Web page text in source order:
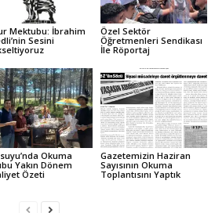
Mektubu: İbrahim
Sesini
Özel Sektör
Öğretmenleri Sendikası
İle Röportaj
Okuma
Yakın Dönem
Özeti
Gazetemizin Haziran
Sayısının Okuma
Toplantısını Yaptık